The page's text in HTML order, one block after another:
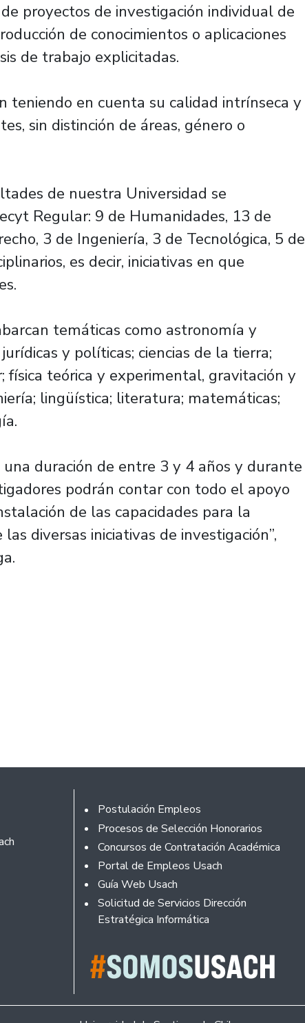
proyectos de investigación individual de
de conocimientos o aplicaciones
de trabajo explicitadas.
teniendo en cuenta su calidad intrínseca y
sin distinción de áreas, género o
de nuestra Universidad se
Regular: 9 de Humanidades, 13 de
3 de Ingeniería, 3 de Tecnológica, 5 de
es decir, iniciativas en que
temáticas como astronomía y
y políticas; ciencias de la tierra;
física teórica y experimental, gravitación y
lingüística; literatura; matemáticas;
duración de entre 3 y 4 años y durante
podrán contar con todo el apoyo
de las capacidades para la
diversas iniciativas de investigación”,
Footer
Postulación Empleos
Procesos de Selección Honorarios
Concursos de Contratación Académica
Portal de Empleos Usach
Guía Web Usach
Solicitud de Servicios Dirección
Estratégica Informática